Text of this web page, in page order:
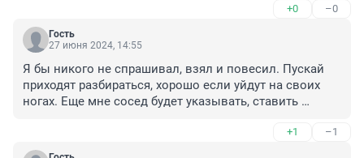
+0 –0
Гость
27 июня 2024, 14:55
Я бы никого не спрашивал, взял и повесил. Пускай
приходят разбираться, хорошо если уйдут на своих
ногах. Еще мне сосед будет указывать, ставить
+1 –1